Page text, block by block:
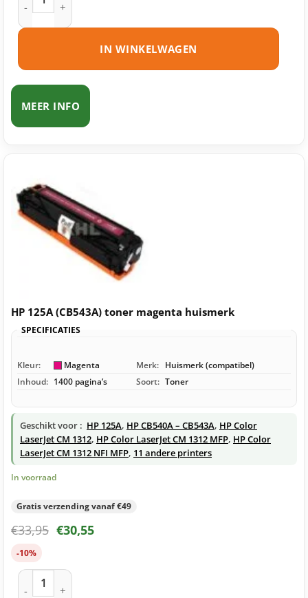
IN WINKELWAGEN
MEER INFO
HP 125A (CB543A) toner magenta huismerk
SPECIFICATIES
Kleur: Magenta Merk: Huismerk (compatibel)
Inhoud: 1400 pagina’s Soort: Toner
Geschikt voor : HP 125A, HP CB540A – CB543A, HP Color
LaserJet CM 1312, HP Color LaserJet CM 1312 MFP, HP Color
LaserJet CM 1312 NFI MFP, 11 andere printers
In voorraad
Gratis verzending vanaf €49
€33,95 €30,55
-10%
HP 125A (CB543A) toner magenta huismerk aantal